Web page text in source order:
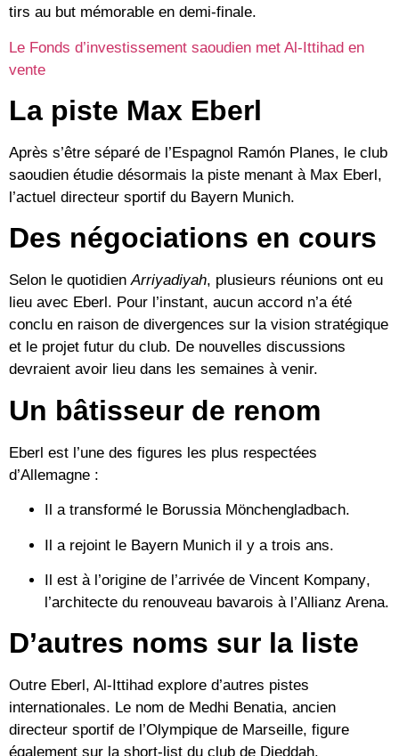
tirs au but mémorable en demi-finale.
Le Fonds d’investissement saoudien met Al-Ittihad en
vente
La piste Max Eberl
Après s’être séparé de l’Espagnol Ramón Planes, le club
saoudien étudie désormais la piste menant à Max Eberl,
l’actuel directeur sportif du Bayern Munich.
Des négociations en cours
Selon le quotidienArriyadiyah, plusieurs réunions ont eu
lieu avec Eberl. Pour l’instant, aucun accord n’a été
conclu en raison de divergences sur la vision stratégique
et le projet futur du club. De nouvelles discussions
devraient avoir lieu dans les semaines à venir.
Un bâtisseur de renom
Eberl est l’une des figures les plus respectées
d’Allemagne :
Il a transformé le Borussia Mönchengladbach.
Il a rejoint le Bayern Munich il y a trois ans.
Il est à l’origine de l’arrivée de Vincent Kompany,
l’architecte du renouveau bavarois à l’Allianz Arena.
D’autres noms sur la liste
Outre Eberl, Al-Ittihad explore d’autres pistes
internationales. Le nom de Medhi Benatia, ancien
directeur sportif de l’Olympique de Marseille, figure
également sur la short-list du club de Djeddah.